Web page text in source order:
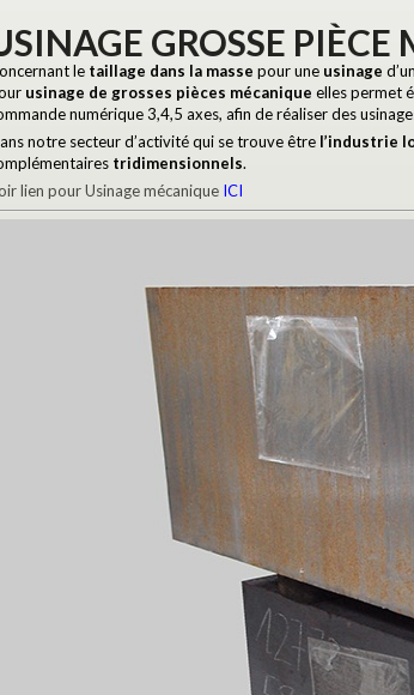
GROSSE
le taillage dans la masse pour une usinage
usinage de grosses pièces mécanique elles permet
numérique 3,4,5 axes, afin de réaliser des
notre secteur d’activité qui se trouve être l’industrie
tridimensionnels.
lien pour Usinage mécanique ICI